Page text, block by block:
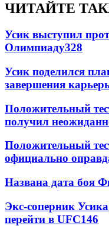
ЧИТАЙТЕ
Усик выступил
Олимпиаду328
Усик поделился
завершения
Положительный
получил
Положительный
официально
Названа дата боя
Экс-соперник
перейти в UFC146